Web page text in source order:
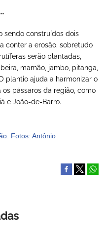
sendo construídos dois
conter a erosão, sobretudo
serão plantadas,
mamão, jambo, pitanga,
plantio ajuda a harmonizar o
pássaros da região, como
e João-de-Barro.